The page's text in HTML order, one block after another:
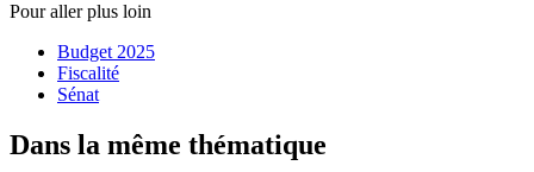
Pour aller plus loin
Budget 2025
Fiscalité
Sénat
Dans la même thématique